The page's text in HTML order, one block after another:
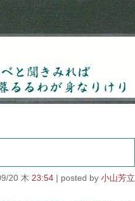
きみれば遊ばれ暮るるわが
20 木 23:54 小山芳立